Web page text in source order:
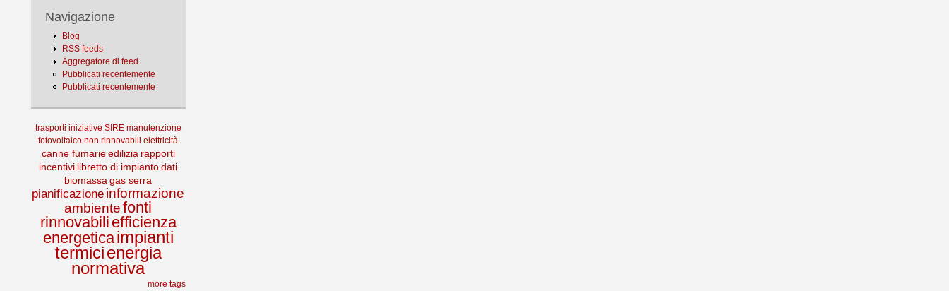
Navigazione
Blog
RSS feeds
Aggregatore di feed
Pubblicati recentemente
Pubblicati recentemente
trasporti iniziative SIRE manutenzione
fotovoltaico non rinnovabili elettricità
canne fumarie edilizia rapporti
incentivi libretto di impianto dati
biomassa gas serra
pianificazione informazione
ambiente fonti
rinnovabili efficienza
energeticaimpianti
termicienergia
normativa
more tags